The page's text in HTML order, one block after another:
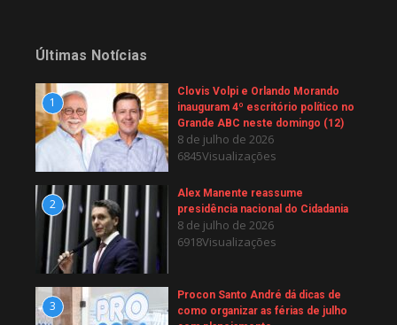
Últimas Notícias
1
Clovis Volpi e Orlando Morando
inauguram 4º escritório político no
Grande ABC neste domingo (12)
8 de julho de 2026
6845Visualizações
2
Alex Manente reassume
presidência nacional do Cidadania
8 de julho de 2026
6918Visualizações
3
Procon Santo André dá dicas de
como organizar as férias de julho